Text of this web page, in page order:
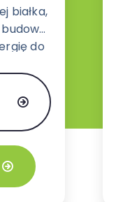
białka,
do